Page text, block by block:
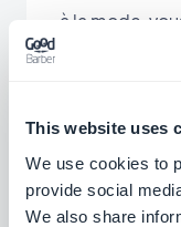
This website uses
We use cookies to
provide social
We also share
à la mode,
pour qu'il
réponses
augmentant